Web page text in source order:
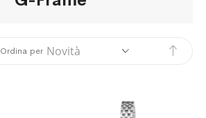
Ordina per